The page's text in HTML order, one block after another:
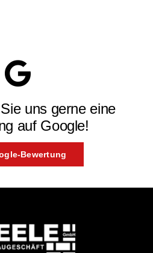
uns gerne eine
auf Google!
Bewertung